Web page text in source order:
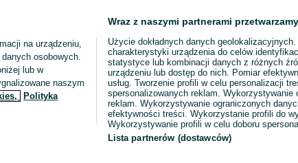
na urządzeniu,
osobowych.
lub w
naszym
Polityka
Wraz z naszymi partnerami
Użycie dokładnych danych
charakterystyki urządzenia do celów
statystyce lub kombinacji danych z różnych
urządzeniu lub dostęp do nich. Pomiar
usług. Tworzenie profili w celu personalizacji
spersonalizowanych reklam. Wykorzystywanie
reklam. Wykorzystywanie ograniczonych
efektywności treści. Wykorzystanie profili do
Wykorzystywanie profili w celu doboru
Lista partnerów (dostawców)